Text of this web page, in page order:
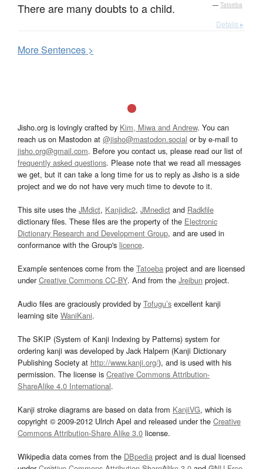
There are many doubts to a child. — Tatoeba
Details ▸
MoreSentences >
Jisho.org is lovingly crafted by Kim, Miwa and Andrew. You can
reach us on Mastodon at @jisho@mastodon.social or by e-mail to
jisho.org@gmail.com. Before you contact us, please read our list of
frequently asked questions. Please note that we read all messages
we get, but it can take a long time for us to reply as Jisho is a side
project and we do not have very much time to devote to it.
This site uses the JMdict, Kanjidic2, JMnedict and Radkfile
dictionary files. These files are the property of the Electronic
Dictionary Research and Development Group, and are used in
conformance with the Group's licence.
Example sentences come from the Tatoeba project and are licensed
underCreative Commons CC-BY. And from the Jreibun project.
Audio files are graciously provided by Tofugu’s excellent kanji
learning site WaniKani.
The SKIP (System of Kanji Indexing by Patterns) system for
ordering kanji was developed by Jack Halpern (Kanji Dictionary
Publishing Society at http://www.kanji.org/), and is used with his
permission. The license is Creative Commons Attribution-
ShareAlike 4.0 International.
Kanji stroke diagrams are based on data from KanjiVG, which is
copyright © 2009-2012 Ulrich Apel and released under the Creative
Commons Attribution-Share Alike 3.0 license.
Wikipedia data comes from the DBpedia project and is dual licensed